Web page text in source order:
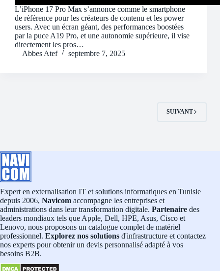
L’iPhone 17 Pro Max s’annonce comme le smartphone
de référence pour les créateurs de contenu et les power
users. Avec un écran géant, des performances boostées
par la puce A19 Pro, et une autonomie supérieure, il vise
directement les pros…
Abbes Atef
septembre 7, 2025
SUIVANT
Expert en externalisation IT et solutions informatiques en Tunisie
depuis 2006, Navicom accompagne les entreprises et
administrations dans leur transformation digitale. Partenaire des
leaders mondiaux tels que Apple, Dell, HPE, Asus, Cisco et
Lenovo, nous proposons un catalogue complet de matériel
professionnel. Explorez nos solutions d'infrastructure et contactez
nos experts pour obtenir un devis personnalisé adapté à vos
besoins B2B.